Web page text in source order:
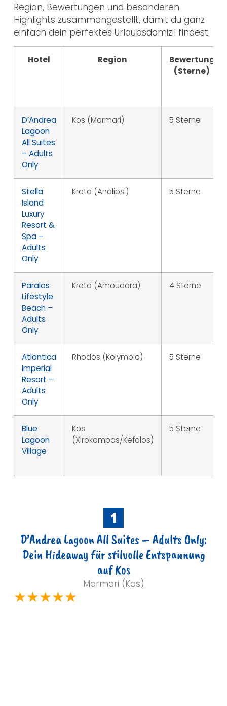
Region, Bewertungen und besonderen
Highlights zusammengestellt, damit du ganz
einfach dein perfektes Urlaubsdomizil findest.
Hotel Region
Bewertung
(Sterne)
D’Andrea
Lagoon
All Suites
– Adults
Only
Kos (Marmari) 5 Sterne
Stella
Island
Luxury
Resort &
Spa –
Adults
Only
Kreta (Analipsi) 5 Sterne
Paralos
Lifestyle
Beach –
Adults
Only
Kreta (Amoudara) 4 Sterne
Atlantica
Imperial
Resort –
Adults
Only
Rhodos (Kolymbia) 5 Sterne
Blue
Lagoon
Village
Kos
(Xirokampos/Kefalos)
5 Sterne
D’Andrea Lagoon All Suites – Adults Only:
Dein Hideaway für stilvolle Entspannung
auf Kos
Marmari (Kos)
★★★★★